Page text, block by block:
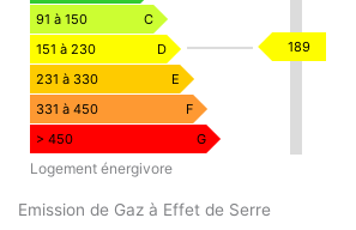
91 à 150
C
151 à 230
D
231 à 330
E
331 à 450
F
> 450
G
189KWhEP
Logement énergivore
Emission de Gaz à Effet de Serre